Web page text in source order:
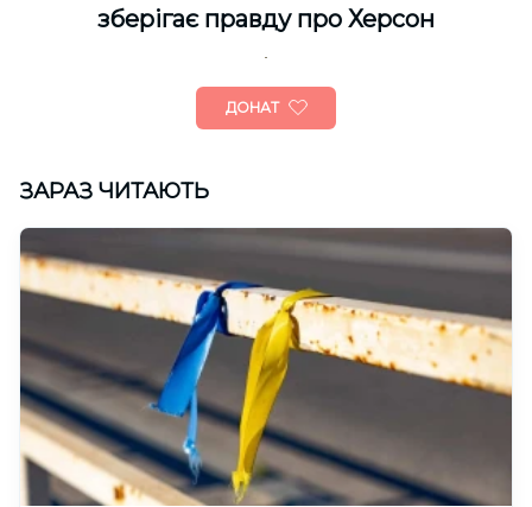
зберігає правду про Херсон
ДОНАТ
ЗАРАЗ ЧИТАЮТЬ